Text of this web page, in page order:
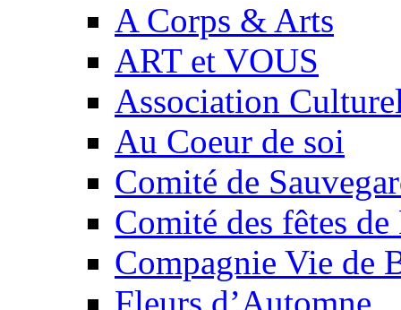
A Corps & Arts
ART et VOUS
Association
Au Coeur de soi
Comité de
Comité des fêtes
Compagnie Vie de